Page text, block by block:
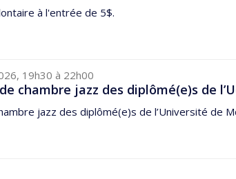
à l'entrée de 5$.
19h30 à 22h00
chambre jazz des diplômé(e)s de
jazz des diplômé(e)s de l’Université de